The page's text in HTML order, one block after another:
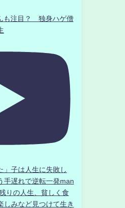
も注目？ 独身ハゲ僧
」子は人生に失敗し
手遅れで逆転一発man
りの人生、貧しく食
しみなど見つけて生き